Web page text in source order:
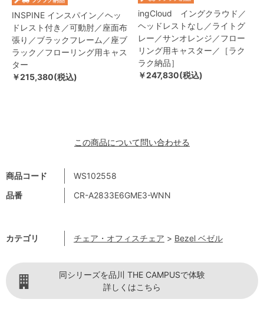
商品コード
WS102558
品番
CR-A2833E6GME3-WNN
カテゴリ チェア・オフィスチェア > Bezel ベゼル
INSPINE インスパイン／ヘッ
ドレスト付き／可動肘／座面布
張り／ブラックフレーム／座ブ
ラック／フローリング用キャス
ター
￥215,380(税込)
ingCloud イングクラウド／
ヘッドレストなし／ライトグ
レー／サンオレンジ／フロー
リング用キャスター／［ラク
ラク納品］
￥247,830(税込)
この商品について問い合わせる
同シリーズを品川 THE CAMPUSで体験
詳しくはこちら